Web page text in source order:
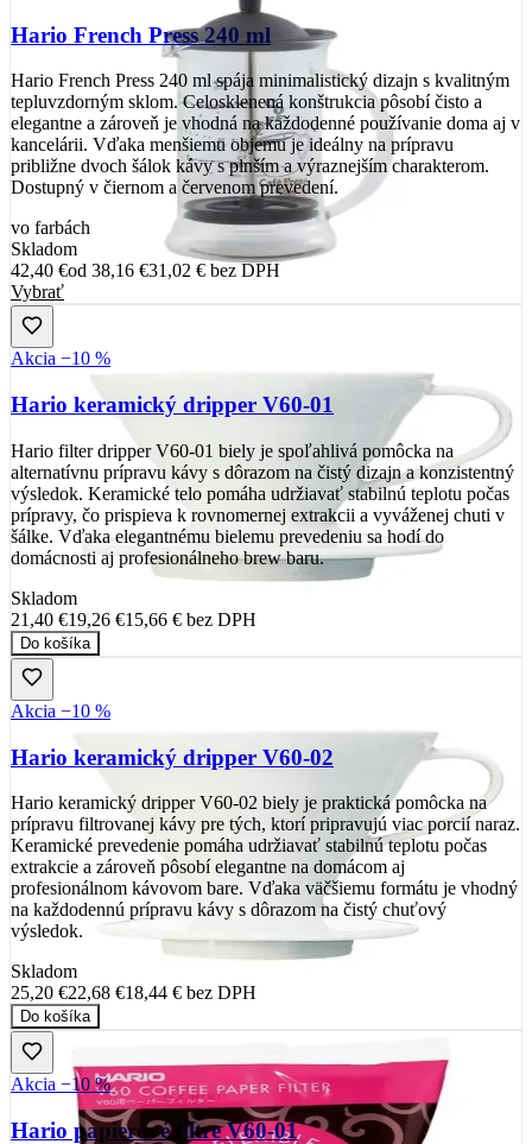
Hario French Press 240 ml
Hario French Press 240 ml spája minimalistický dizajn s kvalitným
tepluvzdorným sklom. Celosklenená konštrukcia pôsobí čisto a
elegantne a zároveň je vhodná na každodenné používanie doma aj v
kancelárii. Vďaka menšiemu objemu je ideálny na prípravu
približne dvoch šálok kávy s plnším a výraznejším charakterom.
Dostupný v čiernom a červenom prevedení.
vo farbách
Skladom
42,40 €od 38,16 €31,02 € bez DPH
Vybrať
Akcia −10 %
Hario keramický dripper V60-01
Hario filter dripper V60-01 biely je spoľahlivá pomôcka na
alternatívnu prípravu kávy s dôrazom na čistý dizajn a konzistentný
výsledok. Keramické telo pomáha udržiavať stabilnú teplotu počas
prípravy, čo prispieva k rovnomernej extrakcii a vyváženej chuti v
šálke. Vďaka elegantnému bielemu prevedeniu sa hodí do
domácnosti aj profesionálneho brew baru.
Skladom
21,40 €19,26 €15,66 € bez DPH
Do košíka
Akcia −10 %
Hario keramický dripper V60-02
Hario keramický dripper V60-02 biely je praktická pomôcka na
prípravu filtrovanej kávy pre tých, ktorí pripravujú viac porcií naraz.
Keramické prevedenie pomáha udržiavať stabilnú teplotu počas
extrakcie a zároveň pôsobí elegantne na domácom aj
profesionálnom kávovom bare. Vďaka väčšiemu formátu je vhodný
na každodennú prípravu kávy s dôrazom na čistý chuťový
výsledok.
Skladom
25,20 €22,68 €18,44 € bez DPH
Do košíka
Akcia −10 %
Hario papierové filtre V60-01